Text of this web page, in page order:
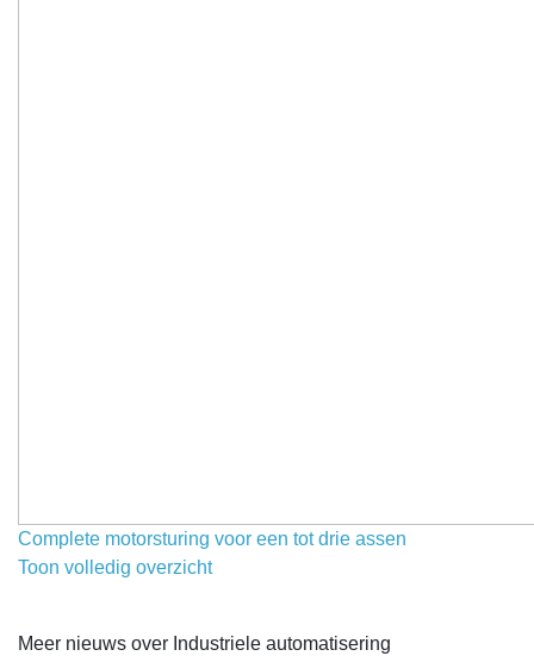
Complete motorsturing voor een tot drie assen
Toon volledig overzicht
Meer nieuws over Industriele automatisering